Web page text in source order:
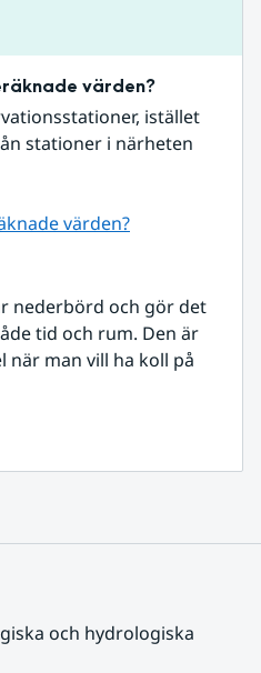
värden?
istället
stationer i närheten
värden?
nederbörd och gör det
tid och rum. Den är
man vill ha koll på
och hydrologiska